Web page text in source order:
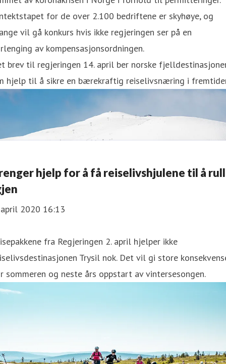
for de over 2.100 bedriftene er skyhøye, og
vil gå konkurs hvis ikke regjeringen ser på en
av kompensasjonsordningen.
brev til regjeringen 14. april ber norske
hjelp til å sikre en bærekraftig reiselivsnæring i
hjelp for å få reiselivshjulene til å
2020 16:13
fra Regjeringen 2. april hjelper ikke
Trysil nok. Det vil gi store
sommeren og neste års oppstart av vintersesongen.